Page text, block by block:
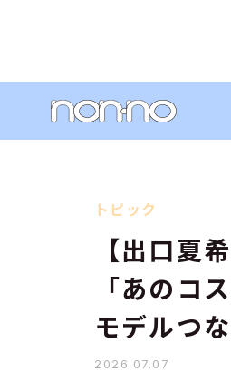
トピック
【出口夏
「あのコ
モデルつ
2026.07.07